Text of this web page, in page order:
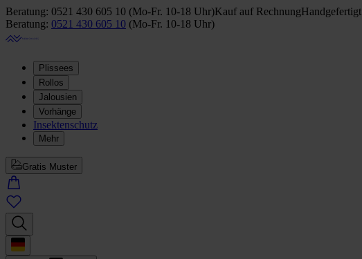
Beratung: 0521 430 605 10 (Mo-Fr. 10-18 Uhr)Kauf auf Rechnung
Beratung: 0521 430 605 10 (Mo-Fr. 10-18 Uhr)
Plissees
Rollos
Jalousien
Vorhänge
Insektenschutz
Mehr
Gratis Muster